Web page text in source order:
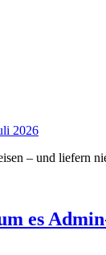
2026
– und liefern
es